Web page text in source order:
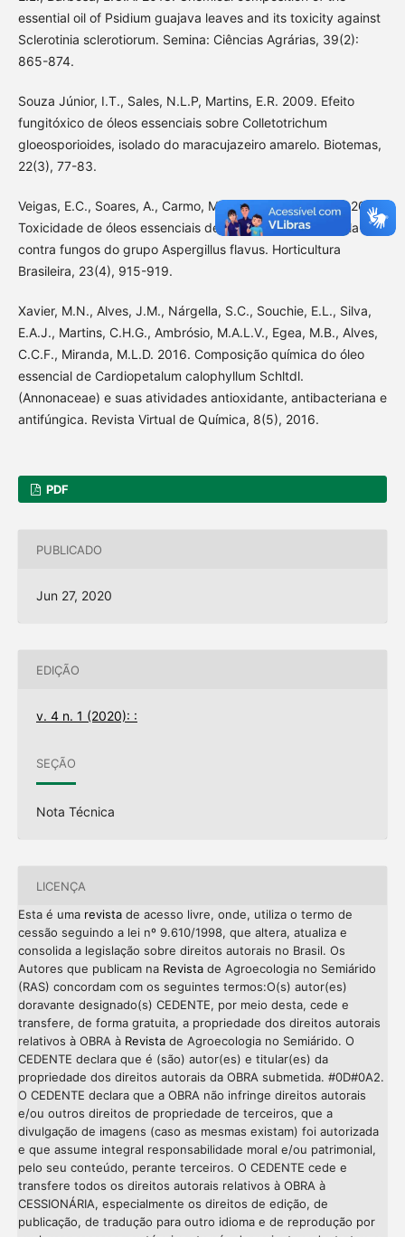
essential oil of Psidium guajava leaves and its toxicity against
Sclerotinia sclerotiorum. Semina: Ciências Agrárias, 39(2):
865-874.
Souza Júnior, I.T., Sales, N.L.P, Martins, E.R. 2009. Efeito
fungitóxico de óleos essenciais sobre Colletotrichum
gloeosporioides, isolado do maracujazeiro amarelo. Biotemas,
22(3), 77-83.
Veigas, E.C., Soares, A., Carmo, M.G.F., Rossetto, C.A.V. 2005.
Toxicidade de óleos essenciais de alho e casca de canela
contra fungos do grupo Aspergillus flavus. Horticultura
Brasileira, 23(4), 915-919.
Xavier, M.N., Alves, J.M., Nárgella, S.C., Souchie, E.L., Silva,
E.A.J., Martins, C.H.G., Ambrósio, M.A.L.V., Egea, M.B., Alves,
C.C.F., Miranda, M.L.D. 2016. Composição química do óleo
essencial de Cardiopetalum calophyllum Schltdl.
(Annonaceae) e suas atividades antioxidante, antibacteriana e
antifúngica. Revista Virtual de Química, 8(5), 2016.
PDF
PUBLICADO
Jun 27, 2020
EDIÇÃO
v. 4 n. 1 (2020): :
SEÇÃO
Nota Técnica
LICENÇA
Esta é uma revistade acesso livre, onde, utiliza o termo de
cessão seguindo a lei nº 9.610/1998, que altera, atualiza e
consolida a legislação sobre direitos autorais no Brasil. Os
Autores que publicam na Revistade Agroecologia no Semiárido
(RAS) concordam com os seguintes termos:O(s) autor(es)
doravante designado(s) CEDENTE, por meio desta, cede e
transfere, de forma gratuita, a propriedade dos direitos autorais
relativos à OBRA à Revistade Agroecologia no Semiárido. O
CEDENTE declara que é (são) autor(es) e titular(es) da
propriedade dos direitos autorais da OBRA submetida. #0D#0A2.
O CEDENTE declara que a OBRA não infringe direitos autorais
e/ou outros direitos de propriedade de terceiros, que a
divulgação de imagens (caso as mesmas existam) foi autorizada
e que assume integral responsabilidade moral e/ou patrimonial,
pelo seu conteúdo, perante terceiros. O CEDENTE cede e
transfere todos os direitos autorais relativos à OBRA à
CESSIONÁRIA, especialmente os direitos de edição, de
publicação, de tradução para outro idioma e de reprodução por